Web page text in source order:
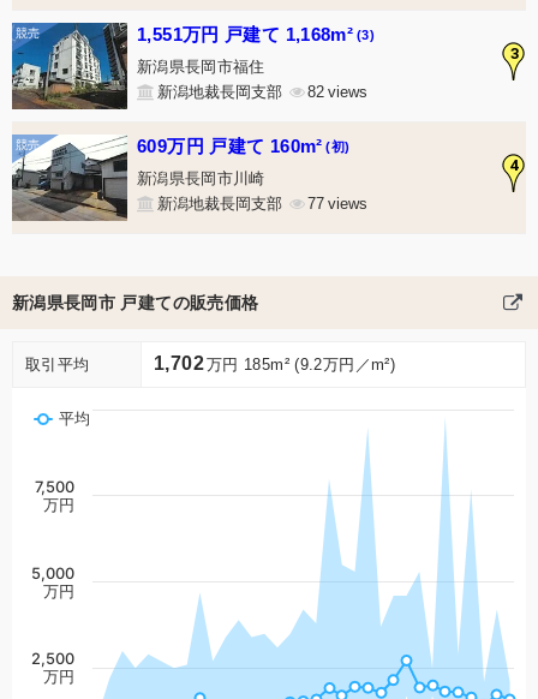
3
1,551万円 戸建て 1,168m² (3)
新潟県長岡市福住
新潟地裁長岡支部
82
4
609万円 戸建て 160m² (初)
新潟県長岡市川崎
新潟地裁長岡支部
77
新潟県長岡市 戸建ての販売価格
取引平均 1,702万円 185m² (9.2万円／m²)
平均
2,500
万円
5,000
万円
7,500
万円